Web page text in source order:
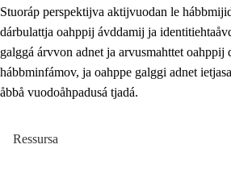
Stuoráp perspektijva aktijvuodan le
dárbulattja oahppij ávddamij ja
galggá árvvon adnet ja arvusmahttet oahppij
hábbminfámov, ja oahppe galggi adnet
åbbå vuodoåhpadusá tjadá.
Ressursa